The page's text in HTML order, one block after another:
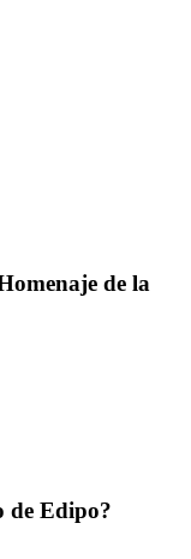
de la
de Edipo?